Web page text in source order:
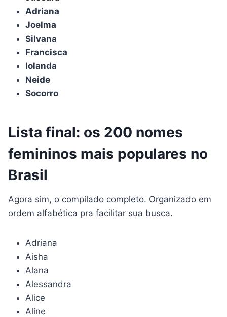
Adriana
Joelma
Silvana
Francisca
Iolanda
Neide
Socorro
Lista final: os 200 nomes
femininos mais populares no
Brasil
Agora sim, o compilado completo. Organizado em
ordem alfabética pra facilitar sua busca.
Adriana
Aisha
Alana
Alessandra
Alice
Aline